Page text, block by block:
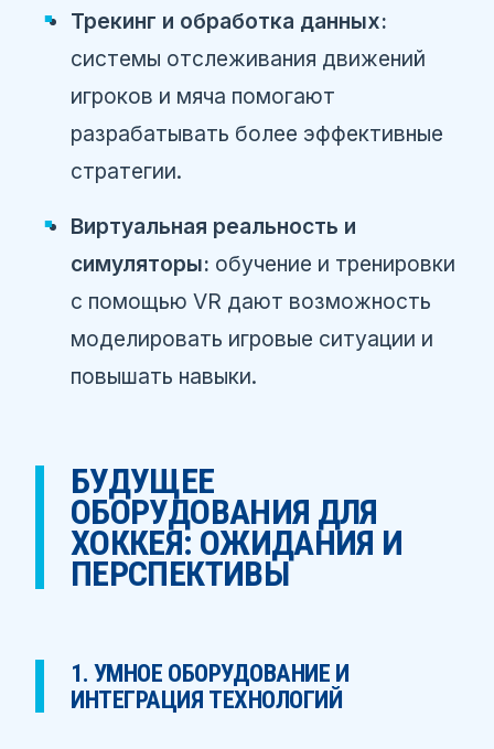
Трекинг и обработка данных:
системы отслеживания движений
игроков и мяча помогают
разрабатывать более эффективные
стратегии.
Виртуальная реальность и
симуляторы: обучение и тренировки
с помощью VR дают возможность
моделировать игровые ситуации и
повышать навыки.
БУДУЩЕЕ
ОБОРУДОВАНИЯ ДЛЯ
ХОККЕЯ: ОЖИДАНИЯ И
ПЕРСПЕКТИВЫ
1. УМНОЕ ОБОРУДОВАНИЕ И
ИНТЕГРАЦИЯ ТЕХНОЛОГИЙ